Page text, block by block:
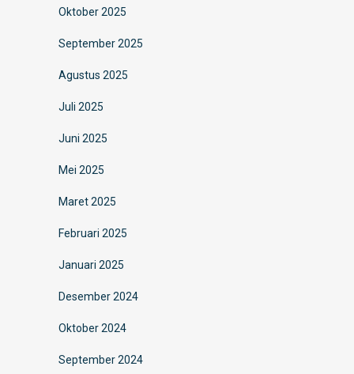
Oktober 2025
September 2025
Agustus 2025
Juli 2025
Juni 2025
Mei 2025
Maret 2025
Februari 2025
Januari 2025
Desember 2024
Oktober 2024
September 2024